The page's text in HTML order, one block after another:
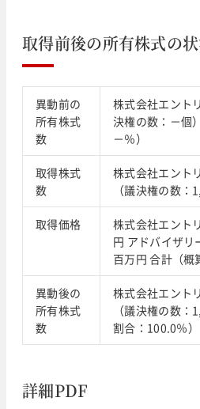
取得前後の所有株式の
異動前の
所有株式
数
株式会社エント
決権の数：－個
－％）
取得株式
数
株式会社エント
（議決権の数：
取得価格
株式会社エント
円 アドバイザリ
百万円 合計（概
異動後の
所有株式
数
株式会社エント
（議決権の数
割合：100.0％）
詳細PDF